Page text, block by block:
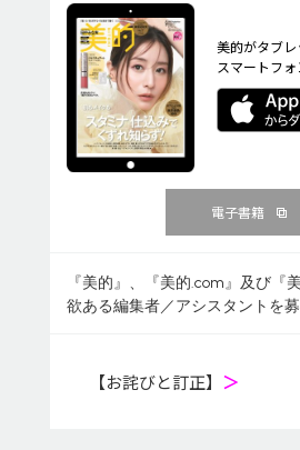
美的がタブレ
スマートフォ
電子書籍
『美的』、『美的.com』及び『
欲ある編集者／アシスタントを
【お詫びと訂正】 ＞